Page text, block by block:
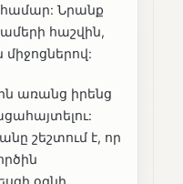
համար: Նրանք
հաշվին,
առանց իրենց
շեշտում է, որ
օգնի